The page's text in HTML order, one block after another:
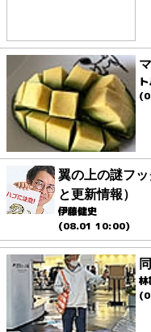
翼の上の謎フ
と更新情報）
伊藤健史
(08.01 10:00)
林